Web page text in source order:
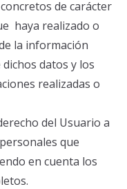
de carácter
haya realizado o
la información
datos y los
realizadas o
del Usuario a
que
en cuenta los